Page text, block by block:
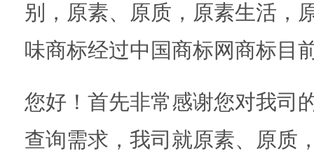
别，原素、原质，原素生活，
味商标经过中国商标网商标目
您好！首先非常感谢您对我司
查询需求，我司就原素、原质